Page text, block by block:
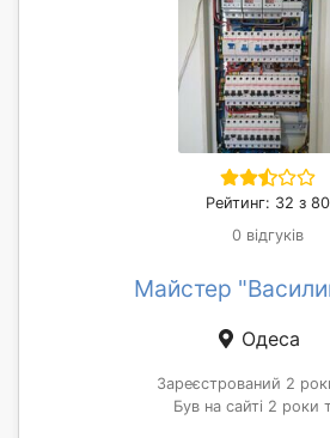
Рейтинг: 32 з 80
0 відгуків
Майстер
Одеса
Зареєстрований 2
Був на сайті 2 роки